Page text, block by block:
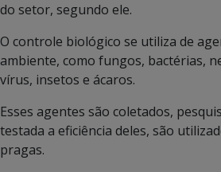
do setor, segundo ele.
O controle biológico se utiliza de
ambiente, como fungos, bactérias,
vírus, insetos e ácaros.
Esses agentes são coletados,
testada a eficiência deles, são
pragas.